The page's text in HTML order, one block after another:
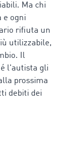
Ma chi
e ogni
rifiuta un
utilizzabile,
Il
l'autista gli
prossima
debiti dei